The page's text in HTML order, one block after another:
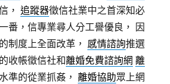
，追蹤器徵信社業中之首深知必
番，信專業尋人分工譽優良， 因
制度上全面改革， 感情諮詢推選
收帳徵信社和離婚免費諮詢網 離
準的從業抓姦，離婚協助眾上網